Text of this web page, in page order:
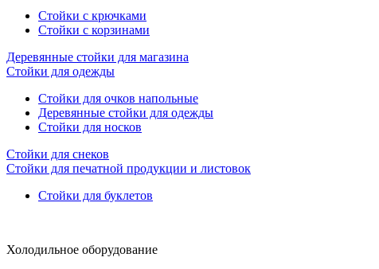
Стойки с крючками
Стойки с корзинами
Деревянные стойки для магазина
Стойки для одежды
Стойки для очков напольные
Деревянные стойки для одежды
Стойки для носков
Стойки для снеков
Стойки для печатной продукции и листовок
Стойки для буклетов
Холодильное оборудование